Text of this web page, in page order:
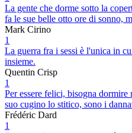
La gente che dorme sotto la
fa le sue belle otto ore di sonno,
Mark Cirino
1
La guerra fra i sessi è l'unica in
insieme.
Quentin Crisp
1
Per essere felici, bisogna
suo cugino lo stitico, sono i
Frédéric Dard
1